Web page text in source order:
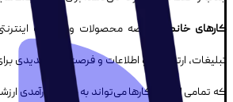
کارهای خانگی
، عرضه محصولات و خدمات
تبلیغات، ارتباطات و اطلاعات و فرصت‌های جدیدی
که تمامی این راهکارها می‌تواند به جریان درآمدی